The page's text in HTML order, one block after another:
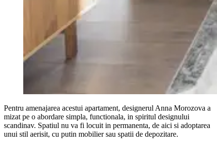
Pentru amenajarea acestui apartament, designerul Anna Morozova a
mizat pe o abordare simpla, functionala, in spiritul designului
scandinav. Spatiul nu va fi locuit in permanenta, de aici si adoptarea
unui stil aerisit, cu putin mobilier sau spatii de depozitare.